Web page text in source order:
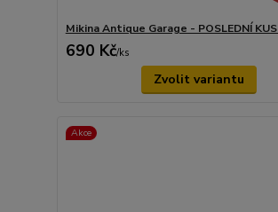
Mikina Antique Garage - POSLEDNÍ KUS
690 Kč/ks
Zvolit variantu
Akce